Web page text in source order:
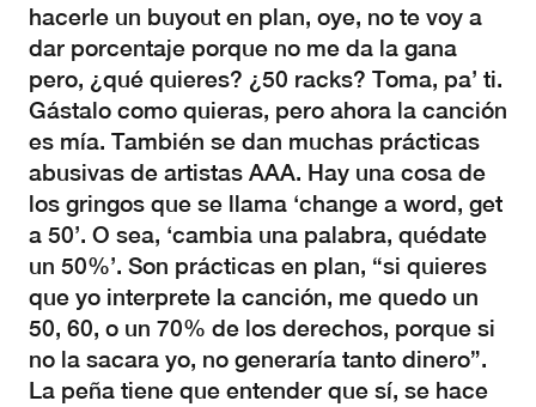
hacerle un buyout en plan, oye, no te voy a
dar porcentaje porque no me da la gana
pero, ¿qué quieres? ¿50 racks? Toma, pa’ ti.
Gástalo como quieras, pero ahora la canción
es mía. También se dan muchas prácticas
abusivas de artistas AAA. Hay una cosa de
los gringos que se llama ‘change a word, get
a 50’. O sea, ‘cambia una palabra, quédate
un 50%’. Son prácticas en plan, “si quieres
que yo interprete la canción, me quedo un
50, 60, o un 70% de los derechos, porque si
no la sacara yo, no generaría tanto dinero”.
La peña tiene que entender que sí, se hace